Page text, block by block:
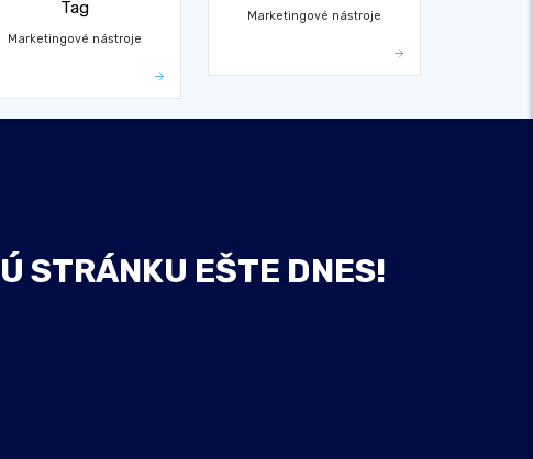
Tag
Marketingové nástroje
Marketingové nástroje
STRÁNKU EŠTE DNES!